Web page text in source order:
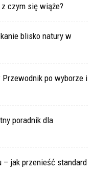
czym się wiąże?
blisko natury w
Przewodnik po wyborze i
poradnik dla
– jak przenieść standard